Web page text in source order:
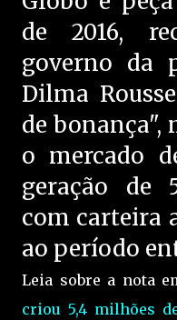
de 2016,
governo da
Dilma
de bonança",
o mercado
geração de
com carteira
ao período
Leia sobre a nota
criou 5,4 milhões